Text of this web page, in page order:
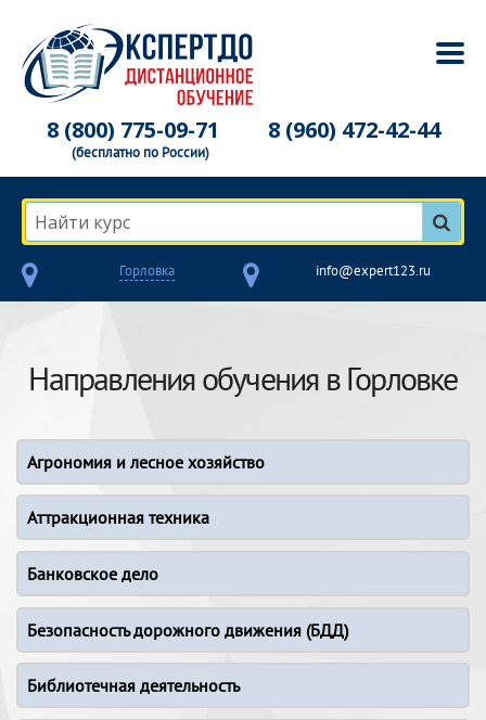
8 (800) 775-09-71
(бесплатно по России)
8 (960) 472-42-44
Найти курс
Горловка info@expert123.ru
Направления обучения в Горловке
Агрономия и лесное хозяйство
Аттракционная техника
Банковское дело
Безопасность дорожного движения (БДД)
Библиотечная деятельность